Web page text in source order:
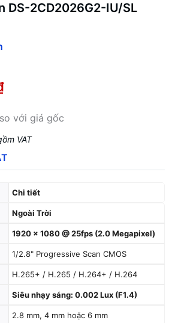
DS-2CD2026G2-IU/SL
so với giá gốc
VAT
Chi tiết
Ngoài Trời
1920 × 1080 @ 25fps (2.0 Megapixel)
1/2.8" Progressive Scan CMOS
H.265+ / H.265 / H.264+ / H.264
Siêu nhạy sáng: 0.002 Lux (F1.4)
2.8 mm, 4 mm hoặc 6 mm